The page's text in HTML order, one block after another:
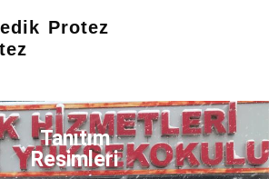
Protez
Tanıtım
Resimleri